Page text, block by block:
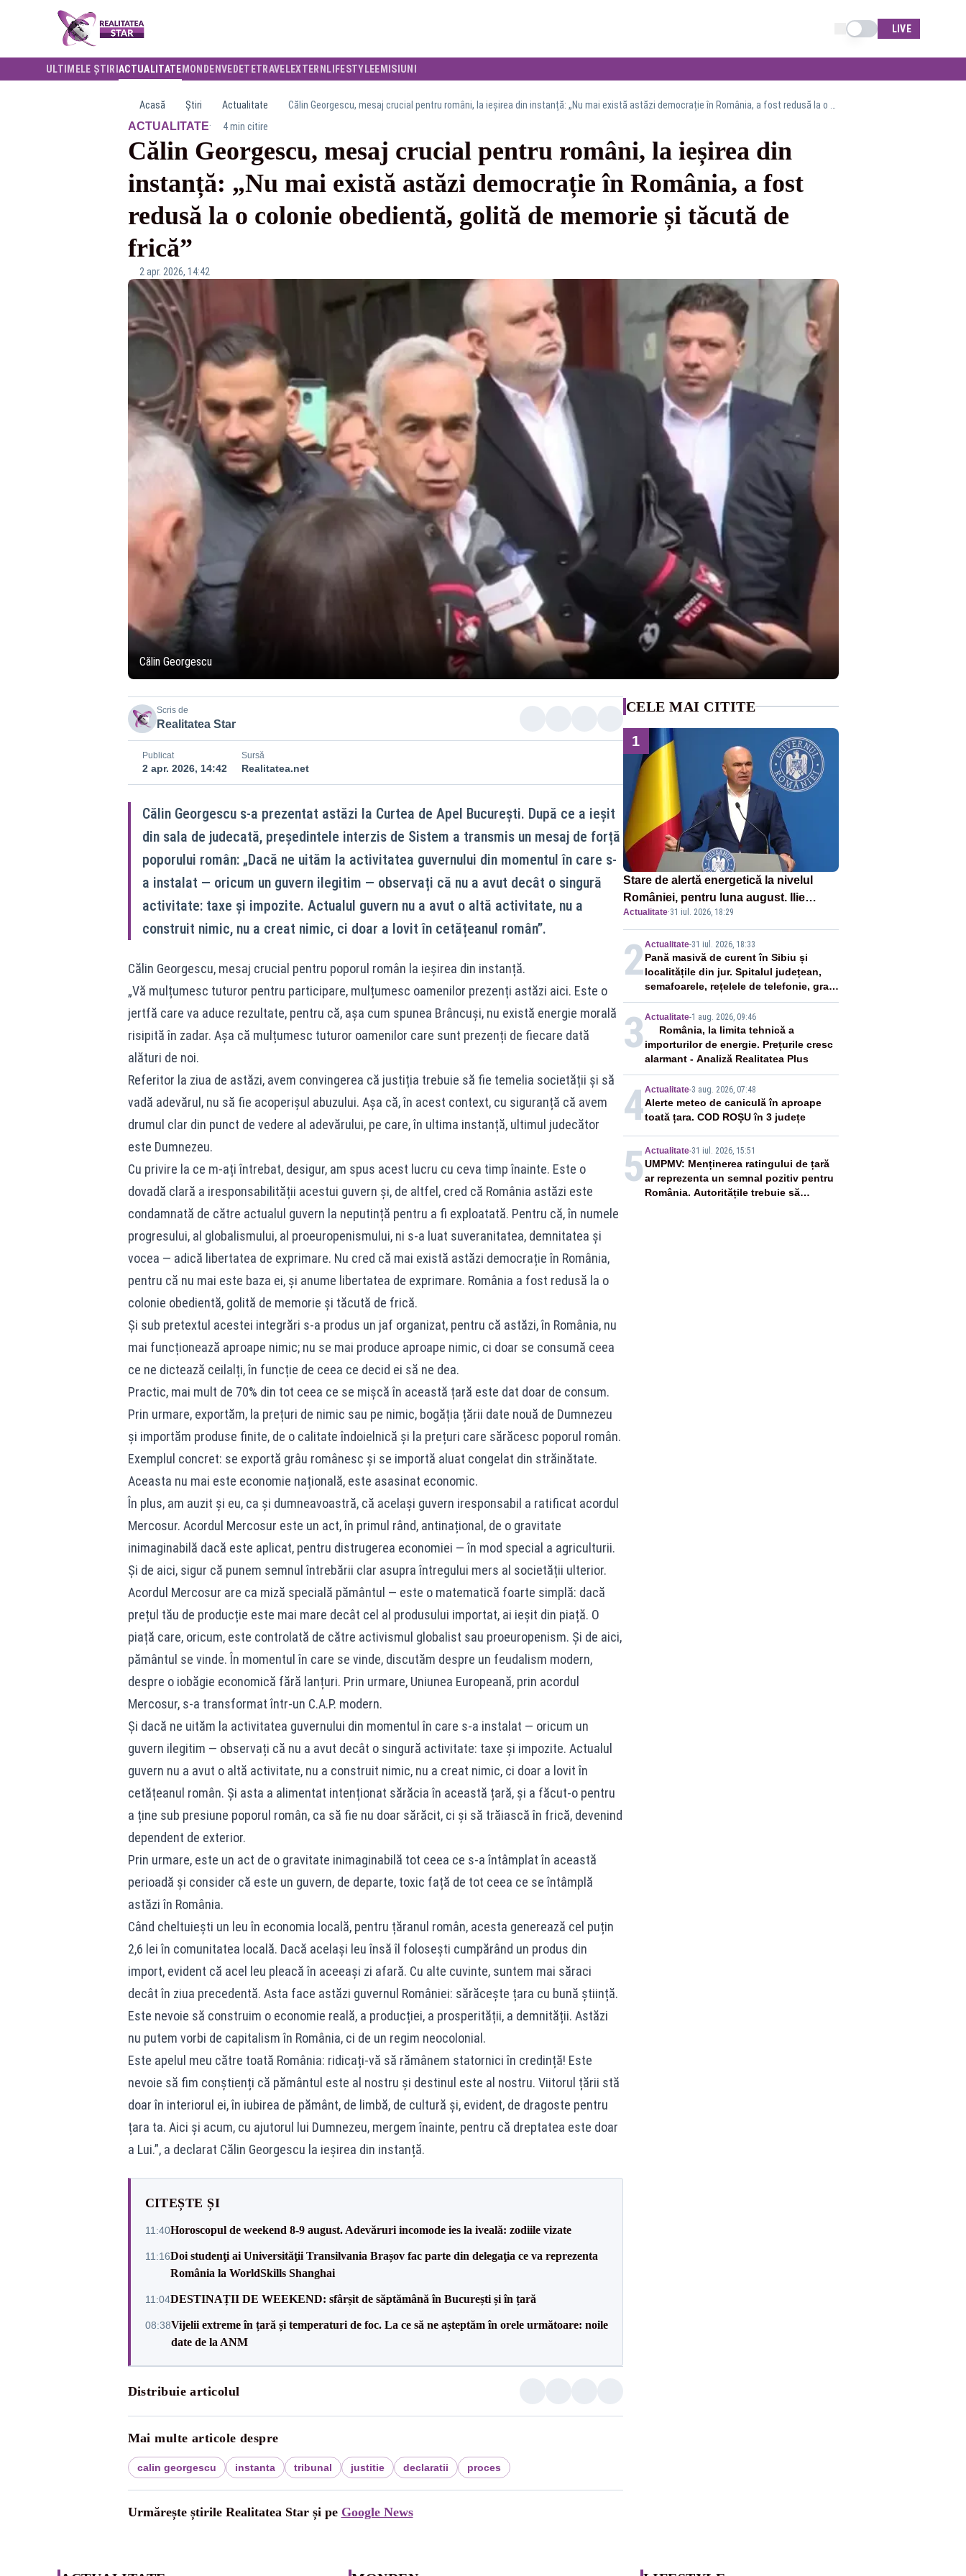
Schimba tema
LIVE
ULTIMELE ȘTIRI ACTUALITATE MONDENVEDETETRAVELEXTERN LIFESTYLEEMISIUNI
Acasă Știri Actualitate
ACTUALITATE· 4 min citire
Călin Georgescu, mesaj crucial pentru români, la ieșirea din
instanță: „Nu mai există astăzi democrație în România, a fost
redusă la o colonie obedientă, golită de memorie și tăcută de
frică”
2 apr. 2026, 14:42
Călin Georgescu
Scris de
Realitatea Star
Publicat
2 apr. 2026, 14:42
Sursă
Realitatea.net
Călin Georgescu s-a prezentat astăzi la Curtea de Apel București. După ce a ieșit
din sala de judecată, președintele interzis de Sistem a transmis un mesaj de forță
poporului român: „Dacă ne uităm la activitatea guvernului din momentul în care s-
a instalat — oricum un guvern ilegitim — observați că nu a avut decât o singură
activitate: taxe și impozite. Actualul guvern nu a avut o altă activitate, nu a
construit nimic, nu a creat nimic, ci doar a lovit în cetățeanul român”.
Călin Georgescu, mesaj crucial pentru poporul român la ieșirea din instanță.
„Vă mulțumesc tuturor pentru participare, mulțumesc oamenilor prezenți astăzi aici. Este o
jertfă care va aduce rezultate, pentru că, așa cum spunea Brâncuși, nu există energie morală
risipită în zadar. Așa că mulțumesc tuturor oamenilor care sunt prezenți de fiecare dată
alături de noi.
Referitor la ziua de astăzi, avem convingerea că justiția trebuie să fie temelia societății și să
vadă adevărul, nu să fie acoperișul abuzului. Așa că, în acest context, cu siguranță că avem
drumul clar din punct de vedere al adevărului, pe care, în ultima instanță, ultimul judecător
este Dumnezeu.
Cu privire la ce m-ați întrebat, desigur, am spus acest lucru cu ceva timp înainte. Este o
dovadă clară a iresponsabilității acestui guvern și, de altfel, cred că România astăzi este
condamnată de către actualul guvern la neputință pentru a fi exploatată. Pentru că, în numele
progresului, al globalismului, al proeuropenismului, ni s-a luat suveranitatea, demnitatea și
vocea — adică libertatea de exprimare. Nu cred că mai există astăzi democrație în România,
pentru că nu mai este baza ei, și anume libertatea de exprimare. România a fost redusă la o
colonie obedientă, golită de memorie și tăcută de frică.
Și sub pretextul acestei integrări s-a produs un jaf organizat, pentru că astăzi, în România, nu
mai funcționează aproape nimic; nu se mai produce aproape nimic, ci doar se consumă ceea
ce ne dictează ceilalți, în funcție de ceea ce decid ei să ne dea.
Practic, mai mult de 70% din tot ceea ce se mișcă în această țară este dat doar de consum.
Prin urmare, exportăm, la prețuri de nimic sau pe nimic, bogăția țării date nouă de Dumnezeu
și importăm produse finite, de o calitate îndoielnică și la prețuri care sărăcesc poporul român.
Exemplul concret: se exportă grâu românesc și se importă aluat congelat din străinătate.
Aceasta nu mai este economie națională, este asasinat economic.
În plus, am auzit și eu, ca și dumneavoastră, că același guvern iresponsabil a ratificat acordul
Mercosur. Acordul Mercosur este un act, în primul rând, antinațional, de o gravitate
inimaginabilă dacă este aplicat, pentru distrugerea economiei — în mod special a agriculturii.
Și de aici, sigur că punem semnul întrebării clar asupra întregului mers al societății ulterior.
Acordul Mercosur are ca miză specială pământul — este o matematică foarte simplă: dacă
prețul tău de producție este mai mare decât cel al produsului importat, ai ieșit din piață. O
piață care, oricum, este controlată de către activismul globalist sau proeuropenism. Și de aici,
pământul se vinde. În momentul în care se vinde, discutăm despre un feudalism modern,
despre o iobăgie economică fără lanțuri. Prin urmare, Uniunea Europeană, prin acordul
Mercosur, s-a transformat într-un C.A.P. modern.
Și dacă ne uităm la activitatea guvernului din momentul în care s-a instalat — oricum un
guvern ilegitim — observați că nu a avut decât o singură activitate: taxe și impozite. Actualul
guvern nu a avut o altă activitate, nu a construit nimic, nu a creat nimic, ci doar a lovit în
cetățeanul român. Și asta a alimentat intenționat sărăcia în această țară, și a făcut-o pentru
a ține sub presiune poporul român, ca să fie nu doar sărăcit, ci și să trăiască în frică, devenind
dependent de exterior.
Prin urmare, este un act de o gravitate inimaginabilă tot ceea ce s-a întâmplat în această
perioadă și consider că este un guvern, de departe, toxic față de tot ceea ce se întâmplă
astăzi în România.
Când cheltuiești un leu în economia locală, pentru țăranul român, acesta generează cel puțin
2,6 lei în comunitatea locală. Dacă același leu însă îl folosești cumpărând un produs din
import, evident că acel leu pleacă în aceeași zi afară. Cu alte cuvinte, suntem mai săraci
decât în ziua precedentă. Asta face astăzi guvernul României: sărăcește țara cu bună știință.
Este nevoie să construim o economie reală, a producției, a prosperității, a demnității. Astăzi
nu putem vorbi de capitalism în România, ci de un regim neocolonial.
Este apelul meu către toată România: ridicați-vă să rămânem statornici în credință! Este
nevoie să fim conștienți că pământul este al nostru și destinul este al nostru. Viitorul țării stă
doar în interiorul ei, în iubirea de pământ, de limbă, de cultură și, evident, de dragoste pentru
țara ta. Aici și acum, cu ajutorul lui Dumnezeu, mergem înainte, pentru că dreptatea este doar
a Lui.”, a declarat Călin Georgescu la ieșirea din instanță.
CITEȘTE ȘI
11:40Horoscopul de weekend 8-9 august. Adevăruri incomode ies la iveală: zodiile vizate
11:16Doi studenţi ai Universităţii Transilvania Brașov fac parte din delegaţia ce va reprezenta
România la WorldSkills Shanghai
11:04DESTINAȚII DE WEEKEND: sfârșit de săptămână în București și în țară
08:38Vijelii extreme în țară și temperaturi de foc. La ce să ne așteptăm în orele următoare: noile
date de la ANM
Distribuie articolul
Mai multe articole despre
calin georgescu instanta tribunal justitie declaratii proces
Urmărește știrile Realitatea Star și pe Google News
CELE MAI CITITE
1
Stare de alertă energetică la nivelul
României, pentru luna august. Ilie
Bolojan a anunțat importuri și posibile
restricții – VIDEO
Actualitate·31 iul. 2026, 18:29
2Actualitate-31 iul. 2026, 18:33
Pană masivă de curent în Sibiu și
localitățile din jur. Spitalul județean,
semafoarele, rețelele de telefonie, grav
afectate
3 Actualitate-1 aug. 2026, 09:46
România, la limita tehnică a
importurilor de energie. Prețurile cresc
alarmant - Analiză Realitatea Plus
4Actualitate-3 aug. 2026, 07:48
Alerte meteo de caniculă în aproape
toată țara. COD ROȘU în 3 județe
5 Actualitate-31 iul. 2026, 15:51
UMPMV: Menținerea ratingului de țară
ar reprezenta un semnal pozitiv pentru
România. Autoritățile trebuie să